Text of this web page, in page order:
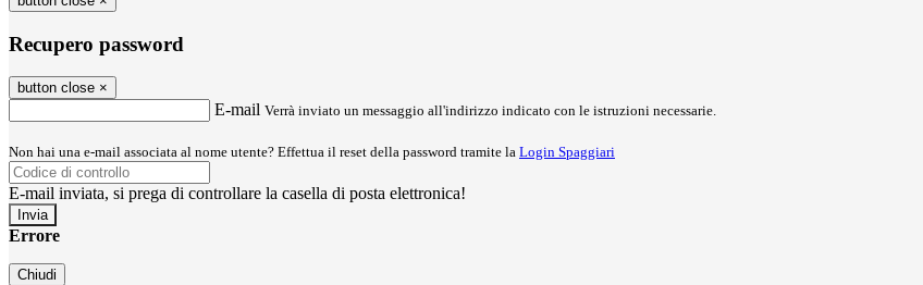
Recupero password
button close ×
E-mail Verrà inviato un messaggio all'indirizzo indicato con le istruzioni necessarie.
Non hai una e-mail associata al nome utente? Effettua il reset della password tramite la Login Spaggiari
E-mail inviata, si prega di controllare la casella di posta elettronica!
Errore
Chiudi